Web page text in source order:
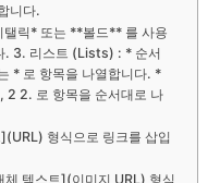
니다.
릭* 또는 **볼드** 를 사용
. 3. 리스트 (Lists) : * 순서
* 로 항목을 나열합니다. *
2 2. 로 항목을 순서대로 나
형식으로 링크를 삽입
텍스트](이미지 URL) 형식